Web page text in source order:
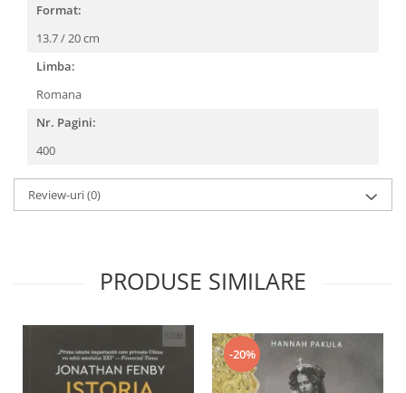
Format:
13.7 / 20 cm
Limba:
Romana
Nr. Pagini:
400
Review-uri(0)
PRODUSE SIMILARE
-20%